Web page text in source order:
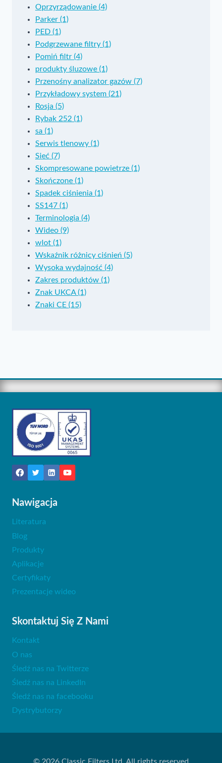
Oprzyrządowanie (4)
Parker (1)
PED (1)
Podgrzewane filtry (1)
Pomiń filtr (4)
produkty śluzowe (1)
Przenośny analizator gazów (7)
Przykładowy system (21)
Rosja (5)
Rybak 252 (1)
sa (1)
Serwis tlenowy (1)
Sieć (7)
Skompresowane powietrze (1)
Skończone (1)
Spadek ciśnienia (1)
SS147 (1)
Terminologia (4)
Wideo (9)
wlot (1)
Wskaźnik różnicy ciśnień (5)
Wysoka wydajność (4)
Zakres produktów (1)
Znak UKCA (1)
Znaki CE (15)
Nawigacja
Literatura
Blog
Produkty
Aplikacje
Certyfikaty
Prezentacje wideo
Skontaktuj Się Z Nami
Kontakt
O nas
Śledź nas na Twitterze
Śledź nas na LinkedIn
Śledź nas na facebooku
Dystrybutorzy